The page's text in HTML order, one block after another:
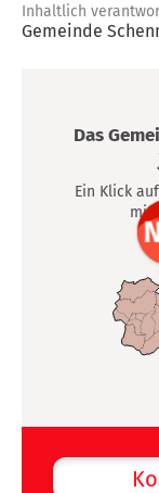
Inhaltlich
Gemeinde
Das
Ein Klick